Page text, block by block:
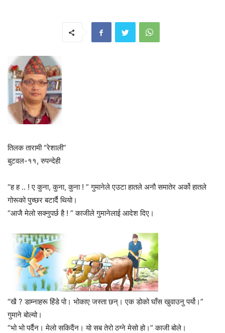
तिलक तारामी “रेशाली”
बुटवल-११, रुपन्देही
“ह ह .. ! ए कुना, कुना, कुना ! ” गुमानेले एउटा हातले अनौ समातेर अर्को हातले
गोरूको पुच्छर बटार्दै थियो।
“आजै मेलो सक्नुपर्छ है ! ” काजीले गुमानेलाई आदेश दिए।
“खै ? डाम्नाहरू हिंडे पो। भोकाए जस्ता छन्। एक डोको घाँस खुवाउनु पर्यो।”
गुमाने बोल्यो।
“भो भो पर्दैन। मेलो सकिदैंन। यो सब तेरो ठग्ने मेसो हो।” काजी बोले।